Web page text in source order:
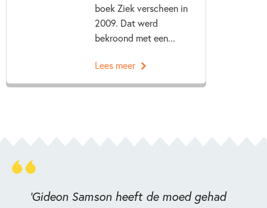
boek Ziek verscheen in
2009. Dat werd
bekroond met een...
Lees meer
'Gideon Samson heeft de moed gehad